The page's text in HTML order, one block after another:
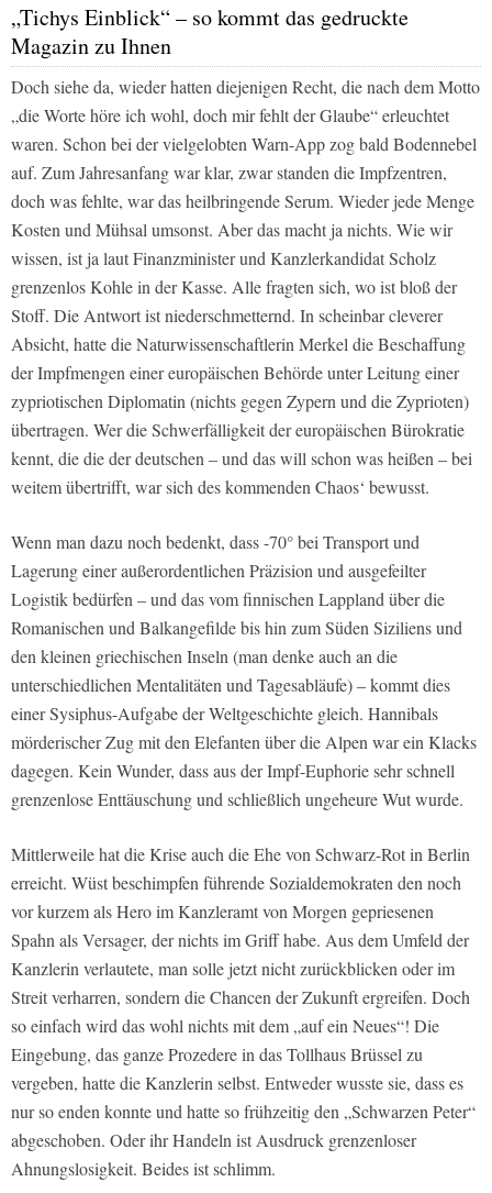
„Tichys Einblick“ – so kommt das gedruckte
Magazin zu Ihnen
Doch siehe da, wieder hatten diejenigen Recht, die nach dem Motto
„die Worte höre ich wohl, doch mir fehlt der Glaube“ erleuchtet
waren. Schon bei der vielgelobten Warn-App zog bald Bodennebel
auf. Zum Jahresanfang war klar, zwar standen die Impfzentren,
doch was fehlte, war das heilbringende Serum. Wieder jede Menge
Kosten und Mühsal umsonst. Aber das macht ja nichts. Wie wir
wissen, ist ja laut Finanzminister und Kanzlerkandidat Scholz
grenzenlos Kohle in der Kasse. Alle fragten sich, wo ist bloß der
Stoff. Die Antwort ist niederschmetternd. In scheinbar cleverer
Absicht, hatte die Naturwissenschaftlerin Merkel die Beschaffung
der Impfmengen einer europäischen Behörde unter Leitung einer
zypriotischen Diplomatin (nichts gegen Zypern und die Zyprioten)
übertragen. Wer die Schwerfälligkeit der europäischen Bürokratie
kennt, die die der deutschen – und das will schon was heißen – bei
weitem übertrifft, war sich des kommenden Chaos‘ bewusst.
Wenn man dazu noch bedenkt, dass -70° bei Transport und
Lagerung einer außerordentlichen Präzision und ausgefeilter
Logistik bedürfen – und das vom finnischen Lappland über die
Romanischen und Balkangefilde bis hin zum Süden Siziliens und
den kleinen griechischen Inseln (man denke auch an die
unterschiedlichen Mentalitäten und Tagesabläufe) – kommt dies
einer Sysiphus-Aufgabe der Weltgeschichte gleich. Hannibals
mörderischer Zug mit den Elefanten über die Alpen war ein Klacks
dagegen. Kein Wunder, dass aus der Impf-Euphorie sehr schnell
grenzenlose Enttäuschung und schließlich ungeheure Wut wurde.
Mittlerweile hat die Krise auch die Ehe von Schwarz-Rot in Berlin
erreicht. Wüst beschimpfen führende Sozialdemokraten den noch
vor kurzem als Hero im Kanzleramt von Morgen gepriesenen
Spahn als Versager, der nichts im Griff habe. Aus dem Umfeld der
Kanzlerin verlautete, man solle jetzt nicht zurückblicken oder im
Streit verharren, sondern die Chancen der Zukunft ergreifen. Doch
so einfach wird das wohl nichts mit dem „auf ein Neues“! Die
Eingebung, das ganze Prozedere in das Tollhaus Brüssel zu
vergeben, hatte die Kanzlerin selbst. Entweder wusste sie, dass es
nur so enden konnte und hatte so frühzeitig den „Schwarzen Peter“
abgeschoben. Oder ihr Handeln ist Ausdruck grenzenloser
Ahnungslosigkeit. Beides ist schlimm.